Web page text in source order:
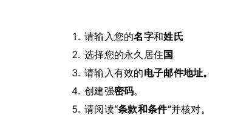
请输入您的名字和姓氏
选择您的永久居住 国
请输入有效的电子邮件地址。
创建强密码。
请阅读“条款和条件”并核对。